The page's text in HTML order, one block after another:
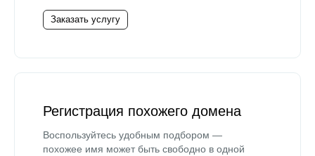
Заказать услугу
Регистрация похожего домена
Воспользуйтесь удобным подбором —
похожее имя может быть свободно в одной